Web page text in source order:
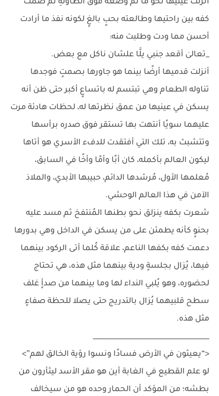
أنزلت عينيها نحو ما تم وضعه فوق الطاولةِ ثم ضمت
كفه بين راحتيها وطالعته بحبٍ بالغٍ لكونه نفذ ما أرادت
أحسن مما ودت وطلبت منه:
_تعالىٰ أقعد جنبي يلَّا علشان ناكل مع بعض.
أنزلت قدميها أرضًا بينما هو جاورها بصمتٍ فوجدها
تناوله الطعام وهي تبتسم له باتساعٍ أكبر حتى ظن أنه
يسكن في عينيها من عمق نظرتها له، لحظات هادئة مرت
عليهما سويًا أنتهت بها تستقر فوق صدره برأسها
وتتشبث به، تلك التي أفتقدت للدفء الأسري هو أتاها
ليكون العالم بأكمله، كان أبًا وأمًا وأخًا في السابق،
مُعلمها الأول، مُرشدها الدائم، حبيبها الأبدي، والملاذ
الآمن في هذا العالم الوحشي.
شعرت بكفه ينزلق نحو بطنها المُنتفخ ثم مسد عليه
بحنوٍ كأنه يطمئن على من يسكن في الداخل وهي بدورها
دعمت كفه بكفها الناعم، علاقة كُلما أتى الركود بينهما
فيها، يُزال بجلسةٍ ودية بينهما مثل هذه، هي تحتاج
لحضوره، وهو يُلبي النداء لها وما بينهما من صدأٍ غلف
سطح قلبيهما يُزال بالتدريج حتى يصلا للحظة صفاءٍ
مثل هذه.
__________________________________
<“يعيثون في الأرض فسادًا ونسوا رؤية الخالق لهم”>
لو علم القطيع في الغابة أين هو مقر الأسد ليثأرون من
بطشه؛ من المؤكد أن الحمار وحده هو من سيخالف